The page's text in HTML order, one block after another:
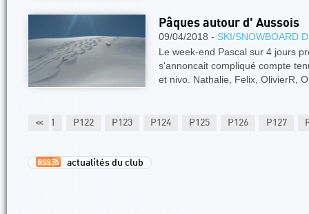
Pâques autour d' Aussois
09/04/2018 - SKI/SNOWBOARD
Le week-end Pascal sur 4 jours
s'annoncait compliqué compte
et nivo. Nathalie, Felix, OlivierR,
<<
P121 P122 P123 P124 P125 P126 P127
actualités du club